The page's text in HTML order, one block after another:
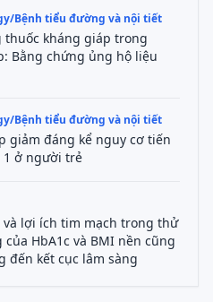
Bệnh tiểu đường và nội tiết
kháng giáp trong
Bằng chứng ủng hộ liệu
Bệnh tiểu đường và nội tiết
giảm đáng kể nguy cơ tiến
ở người trẻ
lợi ích tim mạch trong thử
HbA1c và BMI nền cũng
đến kết cục lâm sàng